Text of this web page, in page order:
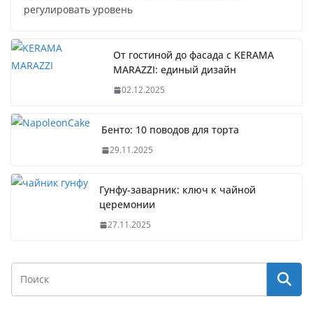
регулировать уровень
От гостиной до фасада с KERAMA
MARAZZI: единый дизайн
02.12.2025
Бенто: 10 поводов для торта
29.11.2025
Гунфу-заварник: ключ к чайной
церемонии
27.11.2025